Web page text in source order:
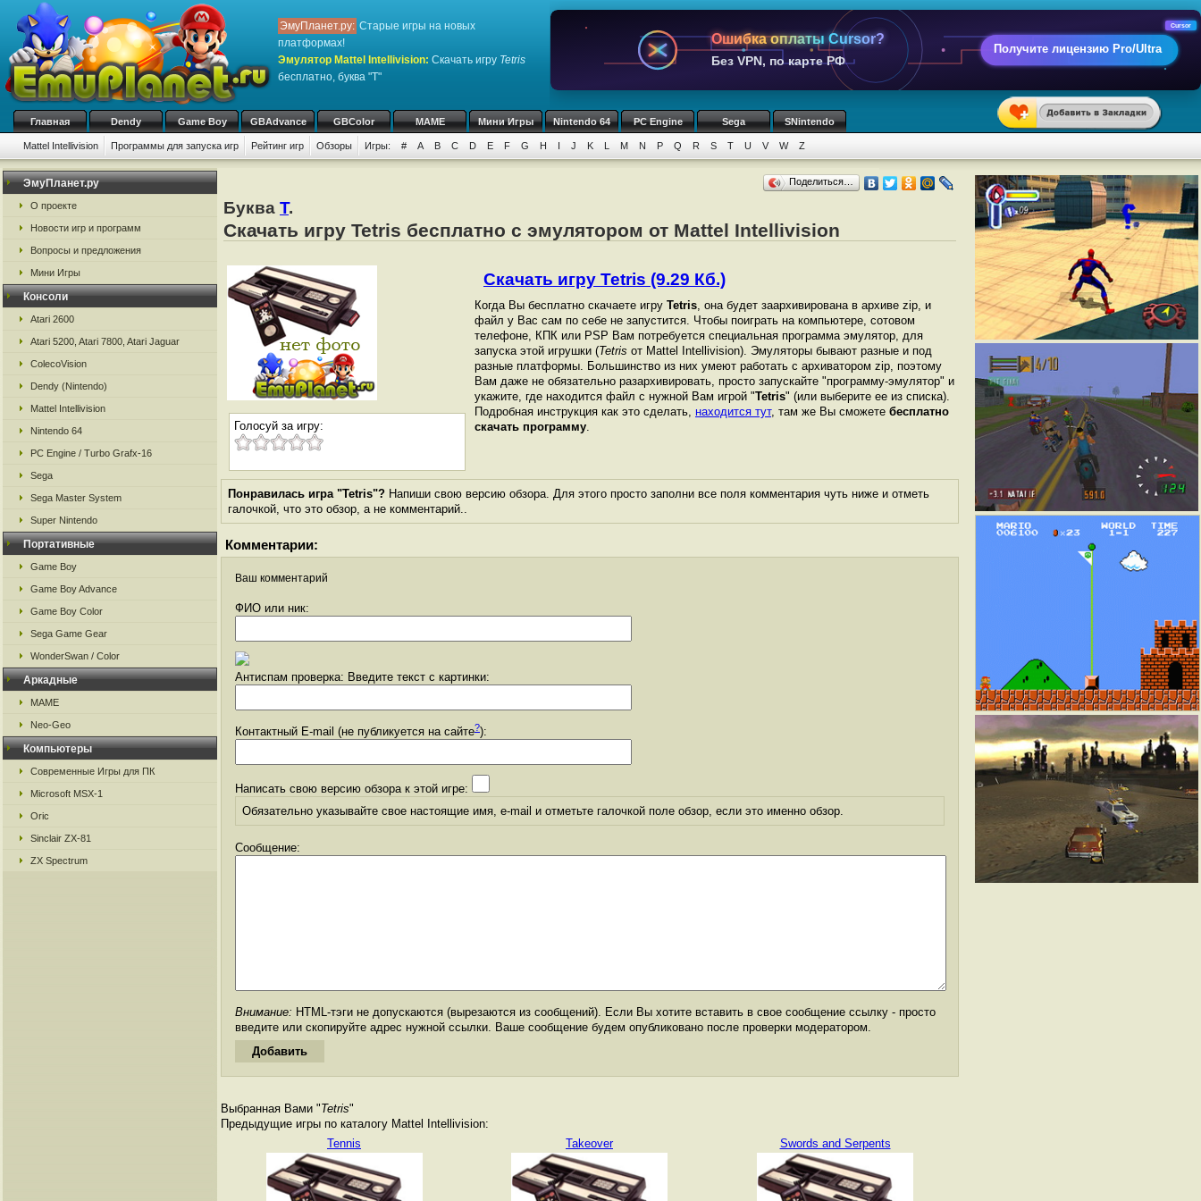
ЭмуПланет.ру: Старые игры на новых
платформах!
Эмулятор Mattel Intellivision: Скачать игру Tetris
бесплатно, буква "T"
Ошибка оплаты Cursor?
Без VPN, по карте РФ
Получите лицензию Pro/Ultra
Cursor
Главная Dendy Game Boy GBAdvance GBColor MAME Мини Игры Nintendo 64 PC Engine Sega SNintendo
Mattel Intellivision Программы для запуска игр Рейтинг игр Обзоры Игры: # A B C D E F G H I J K L M N P Q R S T U V W Z
ЭмуПланет.ру
О проекте
Новости игр и программ
Вопросы и предложения
Мини Игры
Консоли
Atari 2600
Atari 5200, Atari 7800, Atari Jaguar
ColecoVision
Dendy (Nintendo)
Mattel Intellivision
Nintendo 64
PC Engine / Turbo Grafx-16
Sega
Sega Master System
Super Nintendo
Портативные
Game Boy
Game Boy Advance
Game Boy Color
Sega Game Gear
WonderSwan / Color
Аркадные
MAME
Neo-Geo
Компьютеры
Современные Игры для ПК
Microsoft MSX-1
Oric
Sinclair ZX-81
ZX Spectrum
Поделиться…
Буква T.
Скачать игру Tetris бесплатно с эмулятором от Mattel Intellivision
Голосуй за игру:
Скачать игру Tetris (9.29 Кб.)
Когда Вы бесплатно скачаете игру Tetris, она будет заархивирована в архиве zip, и
файл у Вас сам по себе не запустится. Чтобы поиграть на компьютере, сотовом
телефоне, КПК или PSP Вам потребуется специальная программа эмулятор, для
запуска этой игрушки (Tetris от Mattel Intellivision). Эмуляторы бывают разные и под
разные платформы. Большинство из них умеют работать с архиватором zip, поэтому
Вам даже не обязательно разархивировать, просто запускайте "программу-эмулятор" и
укажите, где находится файл с нужной Вам игрой "Tetris" (или выберите ее из списка).
Подробная инструкция как это сделать, находится тут, там же Вы сможете бесплатно
скачать программу.
Понравилась игра "Tetris"? Напиши свою версию обзора. Для этого просто заполни все поля комментария чуть ниже и отметь
галочкой, что это обзор, а не комментарий..
Комментарии:
Ваш комментарий
ФИО или ник:
Антиспам проверка: Введите текст с картинки:
Контактный E-mail (не публикуется на сайте?):
Написать свою версию обзора к этой игре:
Обязательно указывайте свое настоящие имя, e-mail и отметьте галочкой поле обзор, если это именно обзор.
Сообщение:
Внимание: HTML-тэги не допускаются (вырезаются из сообщений). Если Вы хотите вставить в свое сообщение ссылку - просто
введите или скопируйте адрес нужной ссылки. Ваше сообщение будем опубликовано после проверки модератором.
Выбранная Вами "Tetris"
Предыдущие игры по каталогу Mattel Intellivision:
Tennis
Takeover Swords and Serpents